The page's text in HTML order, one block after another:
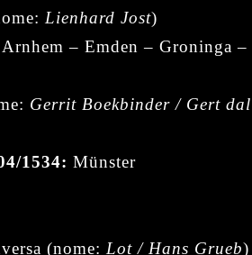
Lienhard Jost)
– Emden – Groninga –
Gerrit Boekbinder / Gert dal
1534: Münster
(nome: Lot / Hans Grueb)